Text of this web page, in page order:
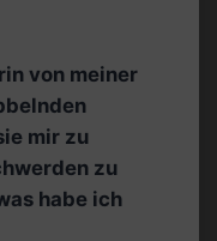
von meiner
mir zu
zu
habe ich